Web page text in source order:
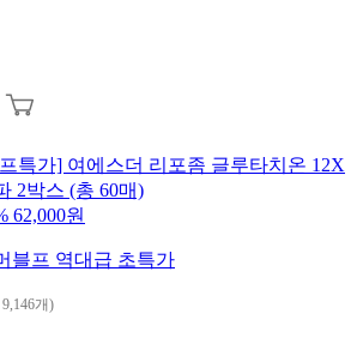
특가] 여에스더 리포좀 글루타치온 12X
2박스 (총 60매)
62,000원
블프 역대급 초특가
개)